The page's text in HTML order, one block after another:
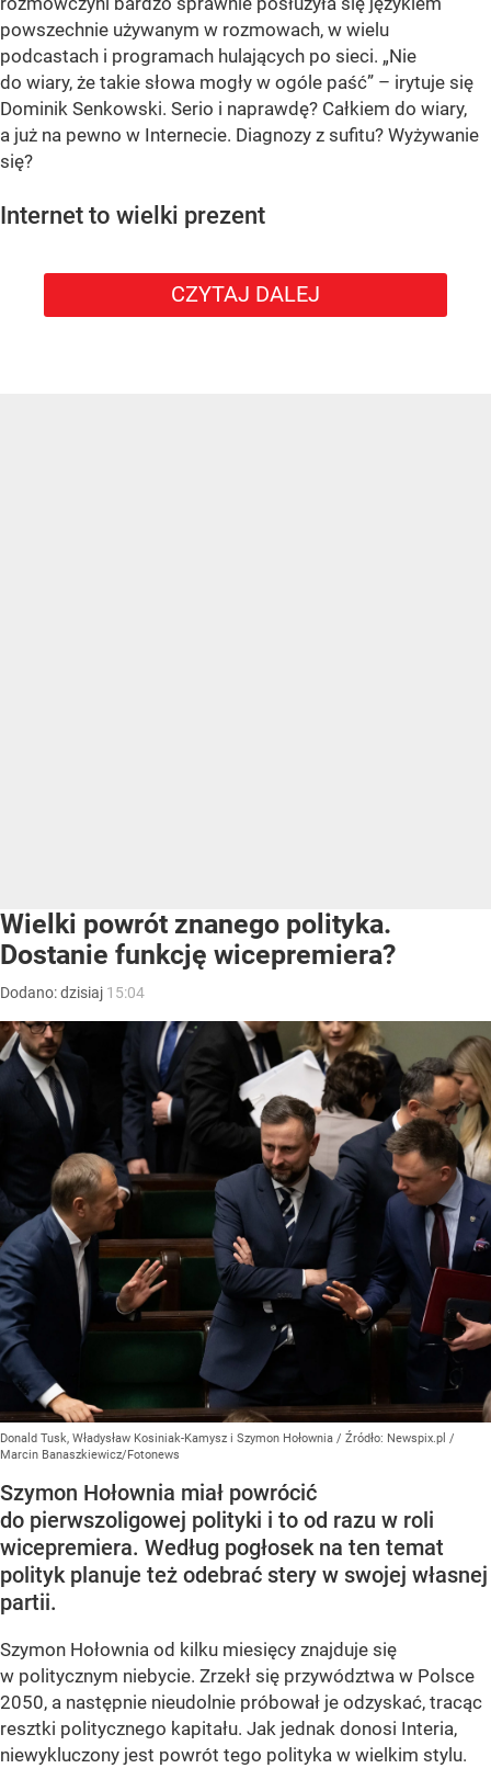
powszechnie używanym w rozmowach, w wielu
podcastach i programach hulających po sieci. „Nie
do wiary, że takie słowa mogły w ogóle paść” – irytuje się
Dominik Senkowski. Serio i naprawdę? Całkiem do wiary,
a już na pewno w Internecie. Diagnozy z sufitu? Wyżywanie
się?
Internet to wielki prezent
CZYTAJ DALEJ
Wielki powrót znanego polityka.
Dostanie funkcję wicepremiera?
Dodano:dzisiaj 15:04
Donald Tusk, Władysław Kosiniak-Kamysz i Szymon Hołownia / Źródło: Newspix.pl /
Marcin Banaszkiewicz/Fotonews
Szymon Hołownia miał powrócić
do pierwszoligowej polityki i to od razu w roli
wicepremiera. Według pogłosek na ten temat
polityk planuje też odebrać stery w swojej własnej
partii.
Szymon Hołownia od kilku miesięcy znajduje się
w politycznym niebycie. Zrzekł się przywództwa w Polsce
2050, a następnie nieudolnie próbował je odzyskać, tracąc
resztki politycznego kapitału. Jak jednak donosi Interia,
niewykluczony jest powrót tego polityka w wielkim stylu.